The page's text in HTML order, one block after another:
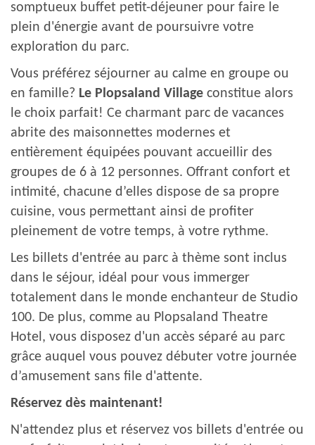
somptueux buffet petit-déjeuner pour faire le
plein d'énergie avant de poursuivre votre
exploration du parc.
Vous préférez séjourner au calme en groupe ou
en famille? Le Plopsaland Village constitue alors
le choix parfait! Ce charmant parc de vacances
abrite des maisonnettes modernes et
entièrement équipées pouvant accueillir des
groupes de 6 à 12 personnes. Offrant confort et
intimité, chacune d’elles dispose de sa propre
cuisine, vous permettant ainsi de profiter
pleinement de votre temps, à votre rythme.
Les billets d'entrée au parc à thème sont inclus
dans le séjour, idéal pour vous immerger
totalement dans le monde enchanteur de Studio
100. De plus, comme au Plopsaland Theatre
Hotel, vous disposez d'un accès séparé au parc
grâce auquel vous pouvez débuter votre journée
d’amusement sans file d'attente.
Réservez dès maintenant!
N'attendez plus et réservez vos billets d'entrée ou